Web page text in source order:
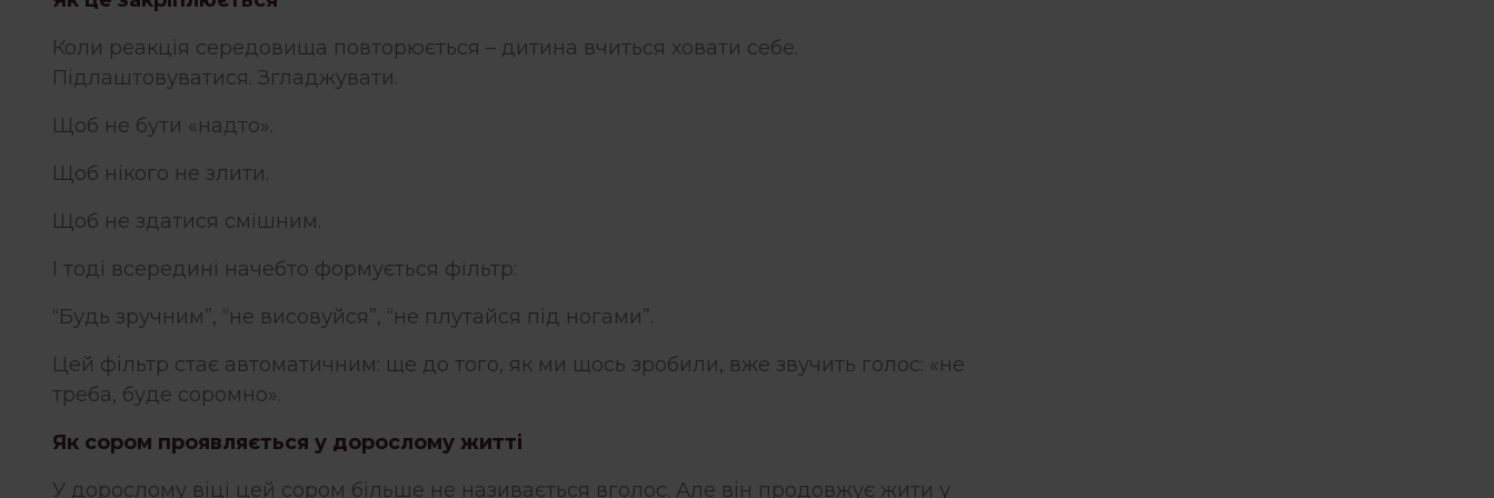
Коли реакція середовища повторюється – дитина вчиться ховати себе.
Підлаштовуватися. Згладжувати.
Щоб не бути «надто».
Щоб нікого не злити.
Щоб не здатися смішним.
І тоді всередині начебто формується фільтр:
“Будь зручним”, “не висовуйся”, “не плутайся під ногами”.
Цей фільтр стає автоматичним: ще до того, як ми щось зробили, вже звучить голос: «не
треба, буде соромно».
Як сором проявляється у дорослому житті
У дорослому віці цей сором більше не називається вголос. Але він продовжує жити у